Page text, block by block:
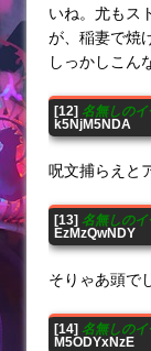
いね。尤もス
が、稲妻で焼
しっかしこん
[12] 名無しの
k5NjM5NDA
呪文捕らえと
[13] 名無しの
EzMzQwNDY
そりゃあ頭で
[14] 名無しの
M5ODYxNzE